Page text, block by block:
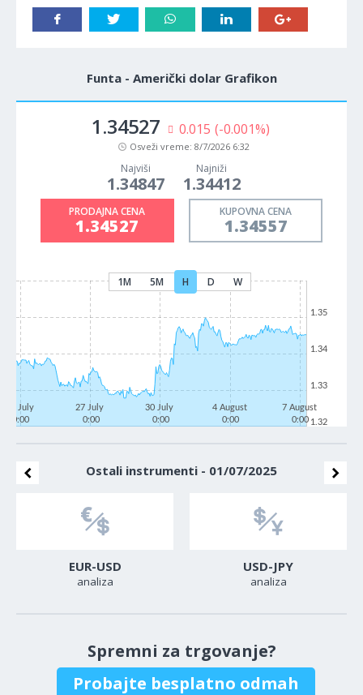
Funta - Američki dolar Grafikon
1.34527 0.015 (-0.001%)
Osveži vreme: 8/7/2026 6:32
Najviši
1.34847
Najniži
1.34412
PRODAJNA CENA
1.34527
KUPOVNA CENA
1.34557
1M 5M H D W
22 July
0:00
27 July
0:00
30 July
0:00
4 August
0:00
7 August
0:00 1.32
1.33
1.34
1.35
Ostali instrumenti - 01/07/2025
EUR-USD
analiza
USD-JPY
analiza
Spremni za trgovanje?
Probajte besplatno odmah